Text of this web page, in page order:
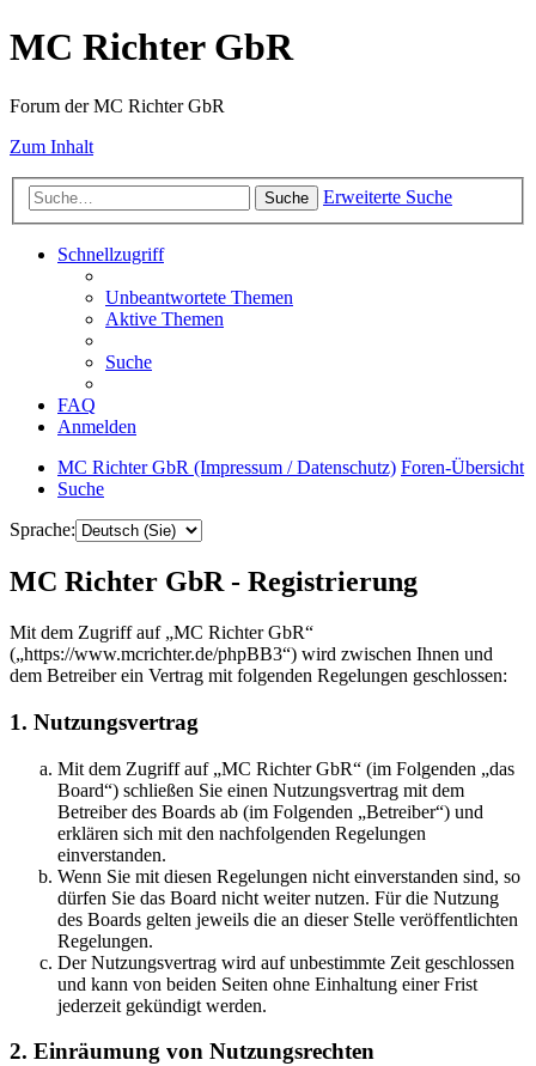
MC Richter GbR
Forum der MC Richter GbR
Zum Inhalt
Suche Erweiterte Suche
Schnellzugriff
Unbeantwortete Themen
Aktive Themen
Suche
FAQ
Anmelden
MC Richter GbR (Impressum / Datenschutz) Foren-Übersicht
Suche
Sprache:
MC Richter GbR - Registrierung
Mit dem Zugriff auf „MC Richter GbR“
(„https://www.mcrichter.de/phpBB3“) wird zwischen Ihnen und
dem Betreiber ein Vertrag mit folgenden Regelungen geschlossen:
1. Nutzungsvertrag
Mit dem Zugriff auf „MC Richter GbR“ (im Folgenden „das
Board“) schließen Sie einen Nutzungsvertrag mit dem
Betreiber des Boards ab (im Folgenden „Betreiber“) und
erklären sich mit den nachfolgenden Regelungen
einverstanden.
Wenn Sie mit diesen Regelungen nicht einverstanden sind, so
dürfen Sie das Board nicht weiter nutzen. Für die Nutzung
des Boards gelten jeweils die an dieser Stelle veröffentlichten
Regelungen.
Der Nutzungsvertrag wird auf unbestimmte Zeit geschlossen
und kann von beiden Seiten ohne Einhaltung einer Frist
jederzeit gekündigt werden.
2. Einräumung von Nutzungsrechten